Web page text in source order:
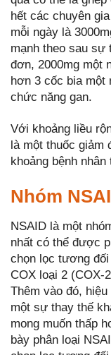
hết các chuyên
mỗi ngày là
mạnh theo sau sự
đơn, 2000mg một
hơn 3 cốc bia một
chức năng gan.
Với khoảng liều
là một thuốc giảm
khoảng bệnh
Nhóm
NSAID là một
nhất có thể được
chọn lọc tương
COX loại 2 (COX-
Thêm vào đó,
một sự thay thế
mong muốn thấp
bày phân loại